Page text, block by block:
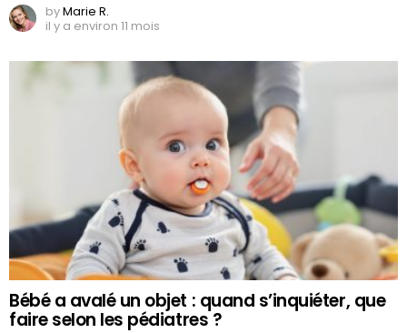
byMarie R.
il y a environ 11 mois
Bébé a avalé un objet : quand s’inquiéter, que
faire selon les pédiatres ?